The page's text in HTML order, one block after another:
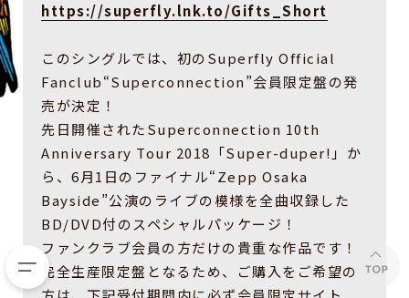
https://superfly.lnk.to/Gifts_Short
このシングルでは、初のSuperfly Official
Fanclub“Superconnection”会員限定盤の発
売が決定！
先日開催されたSuperconnection 10th
Anniversary Tour 2018「Super-duper!」か
ら、6月1日のファイナル“Zepp Osaka
Bayside”公演のライブの模様を全曲収録した
BD/DVD付のスペシャルパッケージ！
ファンクラブ会員の方だけの貴重な作品です！
完全生産限定盤となるため、ご購入をご希望の